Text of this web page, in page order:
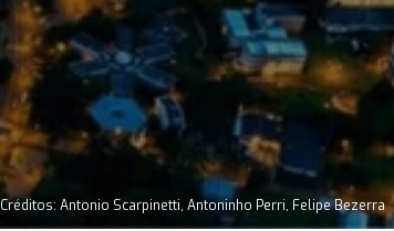
Créditos: Antonio Scarpinetti, Antoninho Perri, Felipe Bezerra